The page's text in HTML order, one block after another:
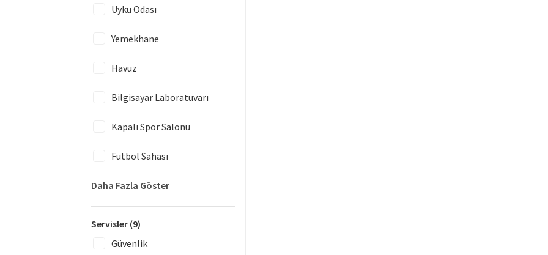
Uyku Odası
Yemekhane
Havuz
Bilgisayar Laboratuvarı
Kapalı Spor Salonu
Futbol Sahası
Daha Fazla Göster
Servisler (9)
Güvenlik